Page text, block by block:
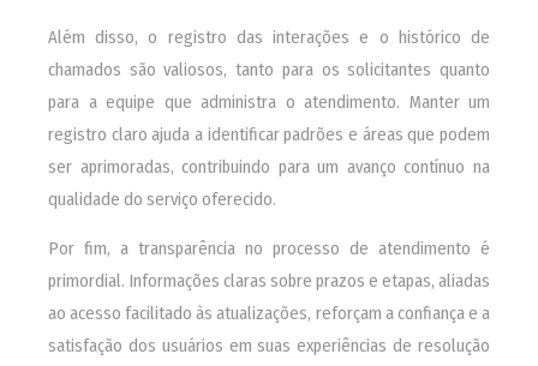
Além disso, o registro das interações e o histórico de
chamados são valiosos, tanto para os solicitantes quanto
para a equipe que administra o atendimento. Manter um
registro claro ajuda a identificar padrões e áreas que podem
ser aprimoradas, contribuindo para um avanço contínuo na
qualidade do serviço oferecido.
Por fim, a transparência no processo de atendimento é
primordial. Informações claras sobre prazos e etapas, aliadas
ao acesso facilitado às atualizações, reforçam a confiança e a
satisfação dos usuários em suas experiências de resolução